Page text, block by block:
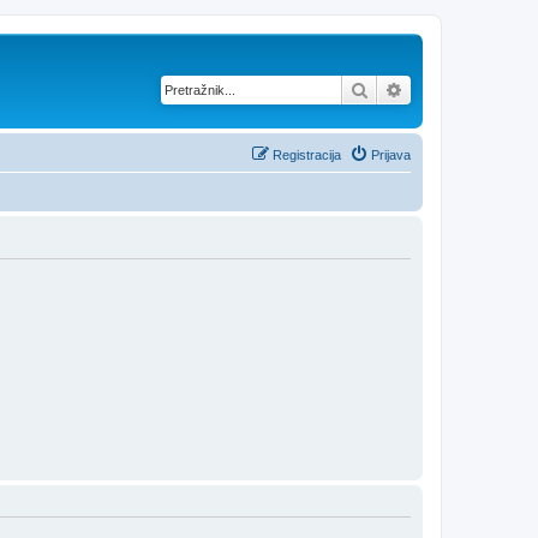
Pretražnik
Prijava
Registracija